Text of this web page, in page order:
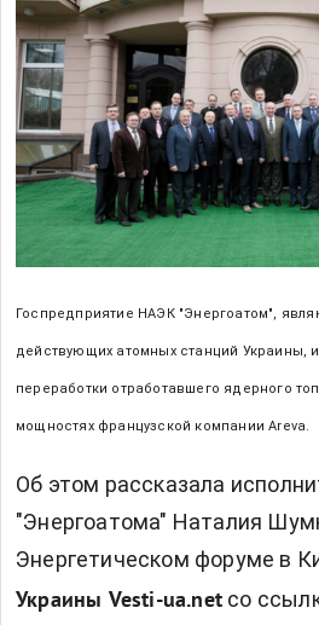
Госпредприятие НАЭК "Энергоатом",
действующих атомных станций Украины,
переработки отработавшего ядерного
мощностях французской компании Areva.
Об этом рассказала
"Энергоатома" Наталия
Энергетическом форуме в
Украины Vesti-ua.net со